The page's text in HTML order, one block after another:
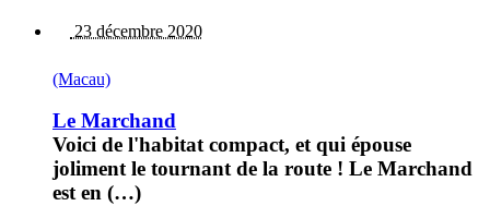
23 décembre 2020
(Macau)
Le Marchand
Voici de l'habitat compact, et qui épouse
joliment le tournant de la route ! Le Marchand
est en (…)